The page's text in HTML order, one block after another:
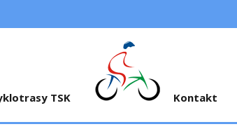
TSK Kontakt